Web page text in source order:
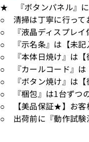
★ 『ボタンパネル』に
○ 清掃は丁寧に行って
○ 『液晶ディスプレイ
○ 『示名条』は【未記
○ 『本体日焼け』は【
○ 『カールコード』は
○ 『ボタン焼け』は【
○ 『梱包』は1台ずつ
○ 【美品保証★】お客
○ 出荷前に『動作試験